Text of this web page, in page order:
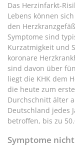
Das Herzinfarkt-
Lebens können
den
Symptome sind
Kurzatmigkeit und
koronare
sind davon über
liegt die KHK dem
die heute zum
Durchschnitt älter
Deutschland jedes
betroffen, bis zu
Symptome